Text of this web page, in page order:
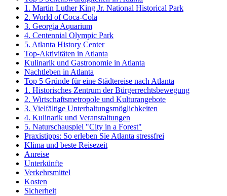
1. Martin Luther King Jr. National Historical Park
2. World of Coca-Cola
3. Georgia Aquarium
4. Centennial Olympic Park
5. Atlanta History Center
Top-Aktivitäten in Atlanta
Kulinarik und Gastronomie in Atlanta
Nachtleben in Atlanta
Top 5 Gründe für eine Städtereise nach Atlanta
1. Historisches Zentrum der Bürgerrechtsbewegung
2. Wirtschaftsmetropole und Kulturangebote
3. Vielfältige Unterhaltungsmöglichkeiten
4. Kulinarik und Veranstaltungen
5. Naturschauspiel "City in a Forest"
Praxistipps: So erleben Sie Atlanta stressfrei
Klima und beste Reisezeit
Anreise
Unterkünfte
Verkehrsmittel
Kosten
Sicherheit